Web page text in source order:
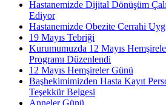
Hastanemizde Dijital Dönüşüm
Ediyor
Hastanemizde Obezite Cerrahi
19 Mayıs Tebriği
Kurumumuzda 12 Mayıs
Programı Düzenlendi
12 Mayıs Hemşireler Günü
Başhekimimizden Hasta Kayıt
Teşekkür Belgesi
Anneler Günü